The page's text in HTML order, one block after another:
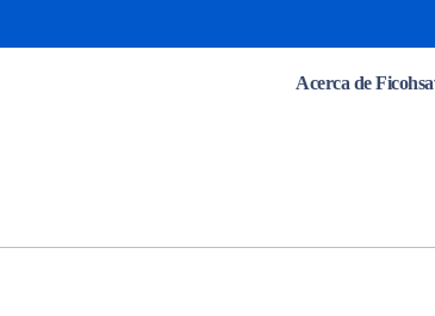
Acerca de Ficohsa